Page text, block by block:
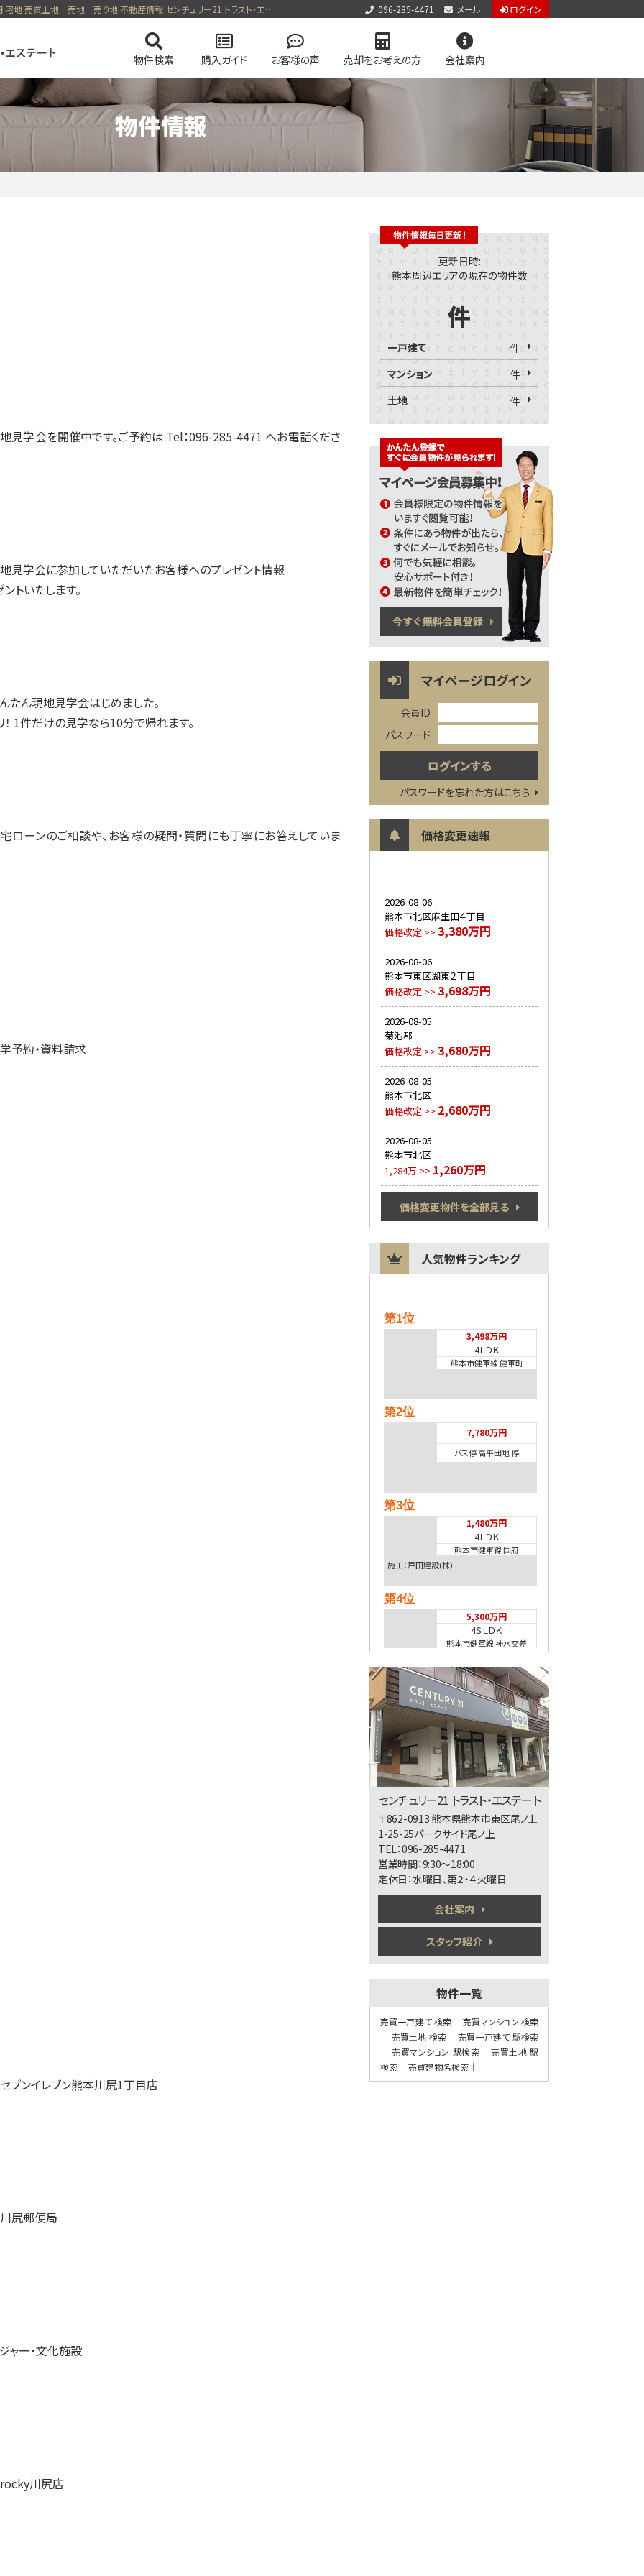
鹿児島本線 川尻駅 徒歩4分 熊本市南区川尻２丁目 1700万円 宅地 売買土地 売地 売り地 不動産情報 センチュリー21 トラスト・エステート 096-285-4471 メール ログイン
物件検索 購入ガイド お客様の声 売却をお考えの方 会社案内
アクセス
個人情報保護方針
サイトマップ
物件情報
見学会を開催中です。ご予約は Tel：096-285-4471 へお電話くださ
見学会に参加していただいたお客様へのプレゼント情報
トいたします。
たん現地見学会はじめました。
1件だけの見学なら10分で帰れます。
ローンのご相談や、お客様の疑問・質問にも丁寧にお答えしていま
予約・資料請求
ャー・文化施設
更新日時:
熊本周辺エリアの現在の物件数
件
一戸建て
件
マンション
件
土地
件
マイページログイン
会員ID
パスワード
パスワードを忘れた方はこちら
価格変更速報
2026-08-06
熊本市北区麻生田４丁目
価格改定 >> 3,380万円
2026-08-06
熊本市東区湖東２丁目
価格改定 >> 3,698万円
2026-08-05
菊池郡
価格改定 >> 3,680万円
2026-08-05
熊本市北区
価格改定 >> 2,680万円
2026-08-05
熊本市北区
1,284万 >> 1,260万円
価格変更物件を全部見る
人気物件ランキング
第1位
3,498万円
4ＬＤＫ
熊本市健軍線 健軍町
第2位
7,780万円
バス停 高平団地 停
第3位
1,480万円
4ＬＤＫ
熊本市健軍線 国府
施工：戸田建設(株)
第4位
5,300万円
4ＳＬＤＫ
熊本市健軍線 神水交差
点
第5位
2,598万円
4ＬＤＫ
第6位
3,698万円
4ＬＤＫ
熊本市健軍線 健軍町
2,280万円
4ＬＤＫ
植木駅
歩41分
4ＬＤＫ
熊本電気鉄道 須屋 徒歩7
分
センチュリー21 トラスト・エステート
〒862-0913 熊本県熊本市東区尾ノ上
1-25-25パークサイド尾ノ上
TEL：096-285-4471
営業時間：9:30～18:00
定休日：水曜日、第２・４火曜日
会社案内
スタッフ紹介
物件一覧
売買一戸建て 検索
売買マンション 検索
売買土地 検索
売買一戸建て 駅検索
売買マンション 駅検索
売買土地 駅
検索
売買建物名検索